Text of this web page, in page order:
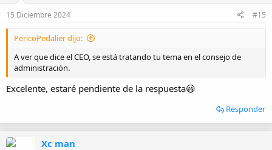
e
s
15 Diciembre 2024 #15
PericoPedalier dijo:
A ver que dice el CEO, se está tratando tu tema en el consejo de
administración.
Excelente, estaré pendiente de la respuesta😃
Responder
Xc man